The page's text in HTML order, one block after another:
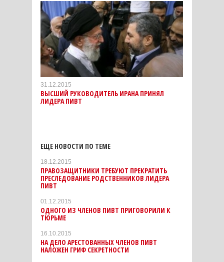
31.12.2015
ВЫСШИЙ РУКОВОДИТЕЛЬ ИРАНА ПРИНЯЛ
ЛИДЕРА ПИВТ
ЕЩЕ НОВОСТИ ПО ТЕМЕ
18.12.2015
ПРАВОЗАЩИТНИКИ ТРЕБУЮТ ПРЕКРАТИТЬ
ПРЕСЛЕДОВАНИЕ РОДСТВЕННИКОВ ЛИДЕРА
ПИВТ
01.12.2015
ОДНОГО ИЗ ЧЛЕНОВ ПИВТ ПРИГОВОРИЛИ К
ТЮРЬМЕ
16.10.2015
НА ДЕЛО АРЕСТОВАННЫХ ЧЛЕНОВ ПИВТ
НАЛОЖЕН ГРИФ СЕКРЕТНОСТИ